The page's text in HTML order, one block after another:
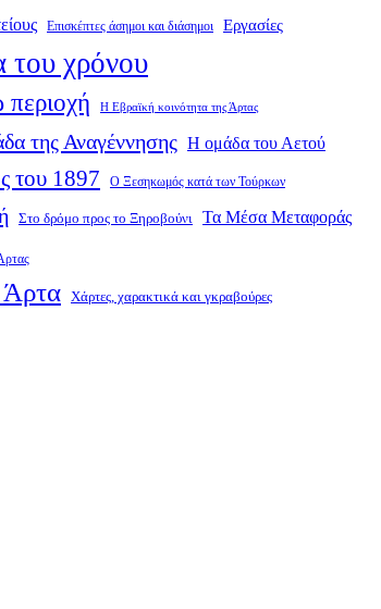
Επισκέπτες άσημοι και διάσημοι Εργασίες
χρόνου
Η Εβραϊκή κοινότητα της Άρτας
της Αναγέννησης Η ομάδα του Αετού
του 1897 Ο Ξεσηκωμός κατά των Τούρκων
Στο δρόμο προς το Ξηροβούνι Τα Μέσα Μεταφοράς
Άρτα Χάρτες, χαρακτικά και γκραβούρες